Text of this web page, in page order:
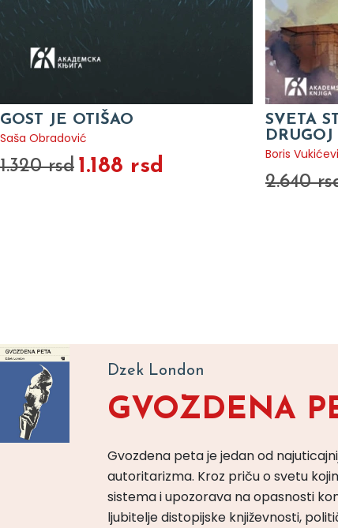
GOST JE OTIŠAO
Saša Obradović
1.320 rsd 1.188 rsd
SVETA
Boris
2.640
Dzek London
GVOZDENA
Gvozdena peta je jedan od
autoritarizma. Kroz priču o svetu
sistema i upozorava na opasnosti
ljubitelje distopijske književnosti,